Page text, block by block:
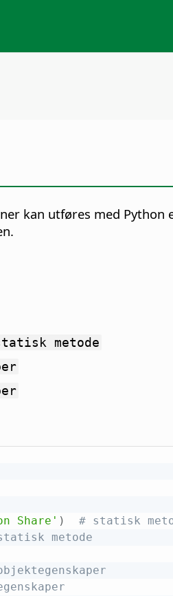
kan utføres med Python
metode
Share' )
# statisk
metode